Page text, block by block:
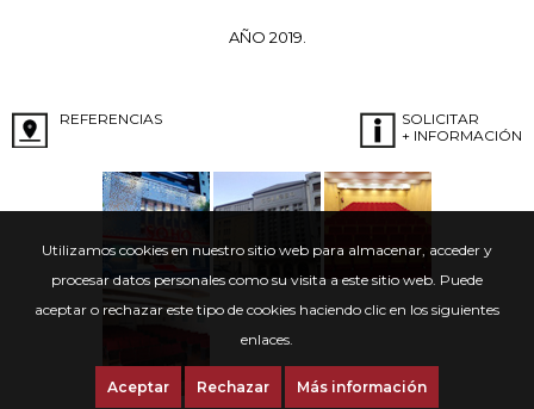
Utilizamos cookies en nuestro sitio web para almacenar, acceder y
procesar datos personales como su visita a este sitio web. Puede
aceptar o rechazar este tipo de cookies haciendo clic en los siguientes
enlaces.
Aceptar Rechazar Más información
AÑO 2019.
REFERENCIAS
SOLICITAR
+ INFORMACIÓN